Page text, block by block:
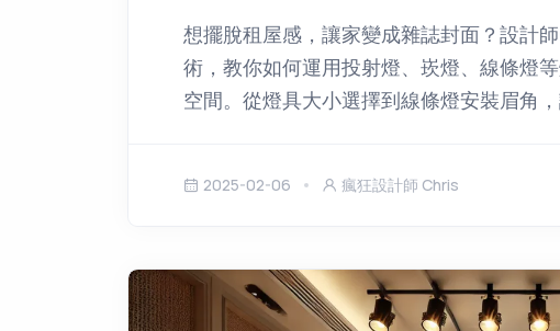
想擺脫租屋感，讓家變成雜誌封面？設計
術，教你如何運用投射燈、崁燈、線條燈
空間。從燈具大小選擇到線條燈安裝眉角
2025-02-06 瘋狂設計師 Chris